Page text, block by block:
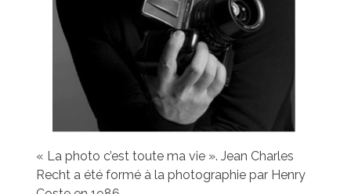
« La photo c’est toute ma vie ». Jean Charles
Recht a été formé à la photographie par Henry